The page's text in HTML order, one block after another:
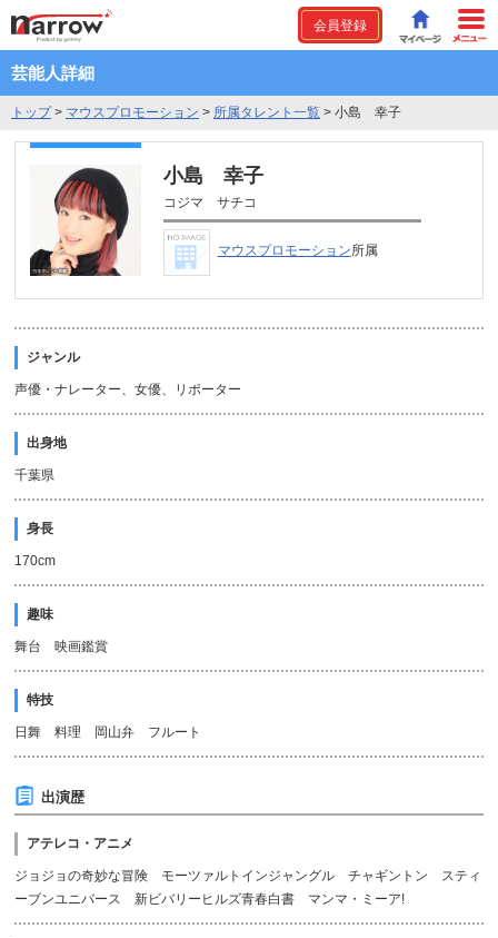
会員登録
芸能人詳細
トップ> マウスプロモーション > 所属タレント一覧 > 小島 幸子
小島 幸子
コジマ サチコ
マウスプロモーション所属
ジャンル
声優・ナレーター、女優、リポーター
出身地
千葉県
身長
170cm
趣味
舞台 映画鑑賞
特技
日舞 料理 岡山弁 フルート
出演歴
アテレコ・アニメ
ジョジョの奇妙な冒険 モーツァルトインジャングル チャギントン スティ
ーブンユニバース 新ビバリーヒルズ青春白書 マンマ・ミーア!